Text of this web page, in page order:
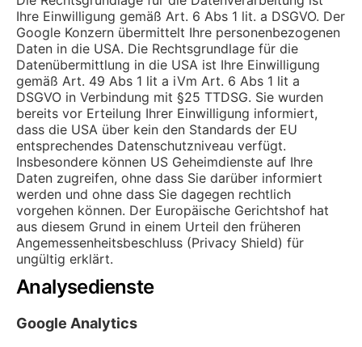
Ihre Einwilligung gemäß Art. 6 Abs 1 lit. a DSGVO. Der
Google Konzern übermittelt Ihre personenbezogenen
Daten in die USA. Die Rechtsgrundlage für die
Datenübermittlung in die USA ist Ihre Einwilligung
gemäß Art. 49 Abs 1 lit a iVm Art. 6 Abs 1 lit a
DSGVO in Verbindung mit §25 TTDSG. Sie wurden
bereits vor Erteilung Ihrer Einwilligung informiert,
dass die USA über kein den Standards der EU
entsprechendes Datenschutzniveau verfügt.
Insbesondere können US Geheimdienste auf Ihre
Daten zugreifen, ohne dass Sie darüber informiert
werden und ohne dass Sie dagegen rechtlich
vorgehen können. Der Europäische Gerichtshof hat
aus diesem Grund in einem Urteil den früheren
Angemessenheitsbeschluss (Privacy Shield) für
ungültig erklärt.
Analysedienste
Google Analytics